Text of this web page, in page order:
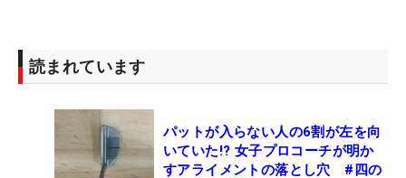
読まれています
パットが入らない人の6割が左を向
いていた!? 女子プロコーチが明か
すアライメントの落とし穴 #四の